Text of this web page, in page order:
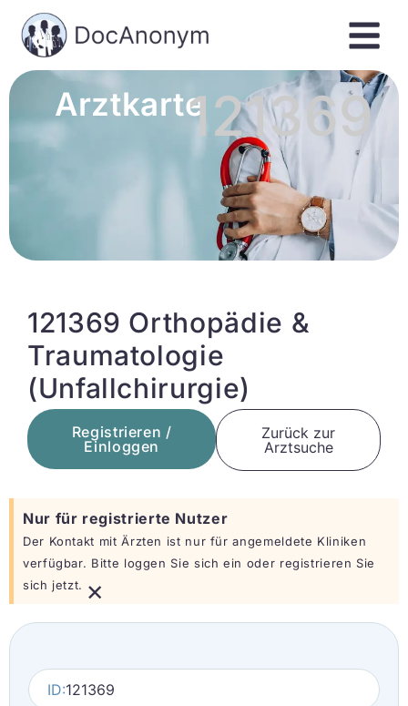
Arztkarte121369
121369 Orthopädie &
Traumatologie
(Unfallchirurgie)
Registrieren /
Einloggen
Zurück zur
Arztsuche
Nur für registrierte Nutzer
Der Kontakt mit Ärzten ist nur für angemeldete Kliniken
verfügbar. Bitte loggen Sie sich ein oder registrieren Sie
sich jetzt. ×
ID:121369